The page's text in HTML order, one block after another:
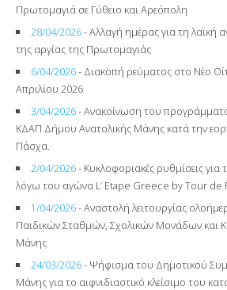
Πρωτομαγιά σε Γύθειο και Αρεόπολη
28/04/2026- Αλλαγή ημέρας για τη λαϊκή
της αργίας της Πρωτομαγιάς
6/04/2026- Διακοπή ρεύματος στο Νέο
Απριλίου 2026
3/04/2026- Ανακοίνωση του
ΚΔΑΠ Δήμου Ανατολικής Μάνης κατά την
Πάσχα.
2/04/2026- Kυκλοφοριακές ρυθμίσεις
λόγω του αγώνα L’ Etape Greece by Tour de
1/04/2026- Αναστολή λειτουργίας
Παιδικών Σταθμών, Σχολικών Μονάδων και
Μάνης
24/03/2026- Ψήφισμα του Δημοτικού
Μάνης για το αιφνιδιαστικό κλείσιμο του